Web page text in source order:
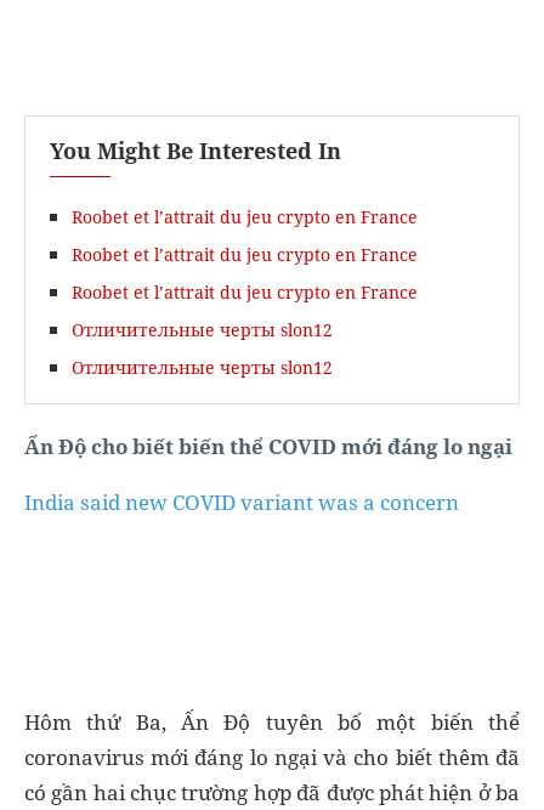
You Might Be Interested In
Roobet et l’attrait du jeu crypto en France
Roobet et l’attrait du jeu crypto en France
Roobet et l’attrait du jeu crypto en France
Отличительные черты slon12
Отличительные черты slon12
Ấn Độ cho biết biến thể COVID mới đáng lo ngại
India said new COVID variant was a concern
Hôm thứ Ba, Ấn Độ tuyên bố một biến thể
coronavirus mới đáng lo ngại và cho biết thêm đã
có gần hai chục trường hợp đã được phát hiện ở ba